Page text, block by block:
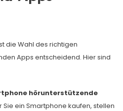
die Wahl des richtigen
Apps entscheidend. Hier sind
hörunterstützende
Sie ein Smartphone kaufen, stellen